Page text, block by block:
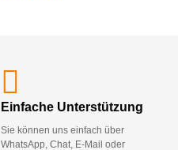
Einfache Unterstützung
Sie können uns einfach über
WhatsApp, Chat, E-Mail oder